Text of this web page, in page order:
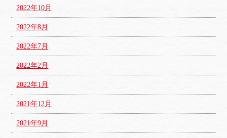
2022年10月
2022年8月
2022年7月
2022年2月
2022年1月
2021年12月
2021年9月